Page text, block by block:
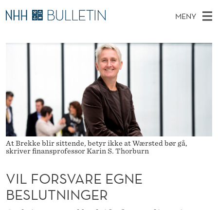
V
L
R
S
V
A
R
E
MENY
O
D
M
E
N
Y
Ø
S
T
E
D
E
T
Stipendiater og nye forskerprofiler
Ekspertutvalg
Om Bulletin
At Brekke blir sittende, betyr ikke at Wærsted bør gå,
skriver finansprofessor Karin S. Thorburn
VIL FORSVARE EGNE
BESLUTNINGER